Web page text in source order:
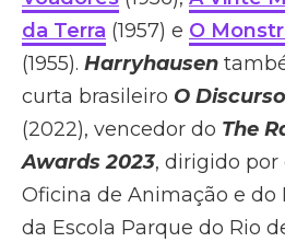
da Terra (1957) e O
(1955). Harryhausen
curta brasileiro O
(2022), vencedor do The
Awards 2023, dirigido por
Oficina de Animação e
da Escola Parque do Rio